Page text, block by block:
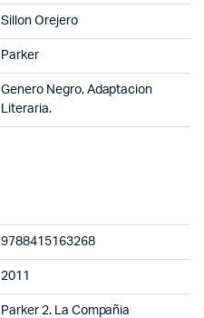
Sillon Orejero
Parker
Genero Negro, Adaptacion
Literaria.
9788415163268
2011
Parker 2. La Compañia